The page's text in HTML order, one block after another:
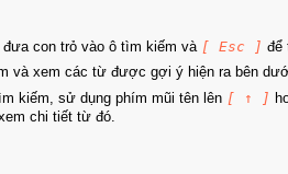
đưa con trỏ vào ô tìm kiếm và [ Esc ] để
và xem các từ được gợi ý hiện ra bên
kiếm, sử dụng phím mũi tên lên [ ↑ ]
chi tiết từ đó.